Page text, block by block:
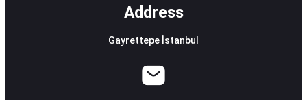
Address
Gayrettepe İstanbul